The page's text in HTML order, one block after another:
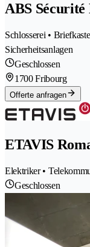
ABS Sécurité
Schlosserei •
Sicherheitsanlagen
Geschlossen
1700 Fribourg
Offerte anfragen
ETAVIS
Elektriker •
Geschlossen